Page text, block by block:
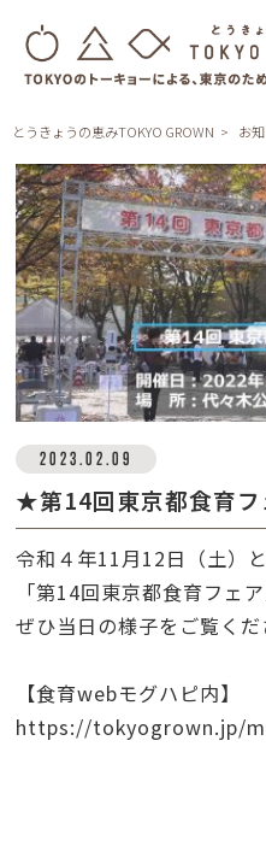
とうきょうの恵みTOKYO GROWN お
2023.02.09
★第14回東京都食育
令和４年11月12日（土）
「第14回東京都食育フェ
ぜひ当日の様子をご覧く
【食育webモグハピ内】
https://tokyogrown.jp/